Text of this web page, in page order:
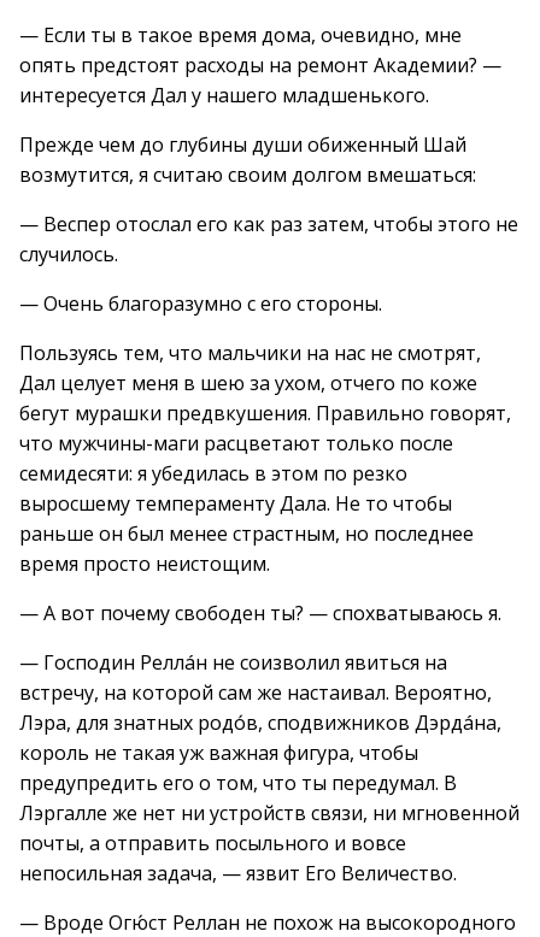
— Если ты в такое время дома, очевидно, мне
опять предстоят расходы на ремонт Академии? —
интересуется Дал у нашего младшенького.
Прежде чем до глубины души обиженный Шай
возмутится, я считаю своим долгом вмешаться:
— Веспер отослал его как раз затем, чтобы этого не
случилось.
— Очень благоразумно с его стороны.
Пользуясь тем, что мальчики на нас не смотрят,
Дал целует меня в шею за ухом, отчего по коже
бегут мурашки предвкушения. Правильно говорят,
что мужчины-маги расцветают только после
семидесяти: я убедилась в этом по резко
выросшему темпераменту Дала. Не то чтобы
раньше он был менее страстным, но последнее
время просто неистощим.
— А вот почему свободен ты? — спохватываюсь я.
— Господин Реллáн не соизволил явиться на
встречу, на которой сам же настаивал. Вероятно,
Лэра, для знатных родо́в, сподвижников Дэрдáна,
король не такая уж важная фигура, чтобы
предупредить его о том, что ты передумал. В
Лэргалле же нет ни устройств связи, ни мгновенной
почты, а отправить посыльного и вовсе
непосильная задача, — язвит Его Величество.
— Вроде Огю́ст Реллан не похож на высокородного